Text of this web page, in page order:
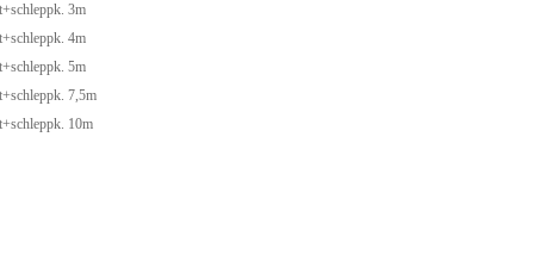
3m
4m
5m
7,5m
10m